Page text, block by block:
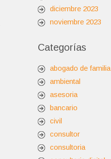
diciembre 2023
noviembre 2023
Categorías
abogado de familia
ambiental
asesoria
bancario
civil
consultor
consultoria